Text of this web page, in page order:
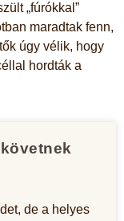
„fúrókkal”
maradtak fenn,
úgy vélik, hogy
hordták a
de a helyes